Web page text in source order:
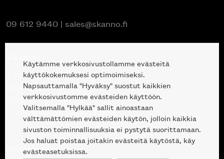
09 612 9440 | sales@skanno.fi
Tuotteet
Suunnittelupalvelu
Projektimyynti
Liike Helsingin keskustassa
Outlet
Käytämme verkkosivustollamme evästeitä
käyttökokemuksesi optimoimiseksi.
Napsauttamalla "Hyväksy" suostut kaikkien
verkkosivustomme evästeiden käyttöön.
Valitsemalla "Hylkää" sallit ainoastaan
välttämättömien evästeiden käytön, jolloin kaikkia
sivuston toiminnallisuuksia ei pystytä suorittamaan.
Jos haluat poistaa joitakin evästeitä käytöstä, käy
evästeasetuksissa.